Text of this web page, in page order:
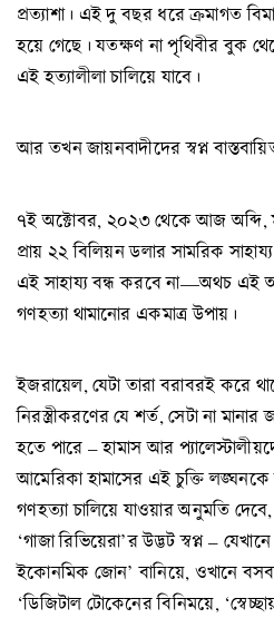
প্রত্যাশা। এই দু বছর ধরে ক্রমাগত
হয়ে গেছে। যতক্ষণ না পৃথিবীর বুক
এই হত্যালীলা চালিয়ে যাবে।
আর তখন জায়নবাদীদের স্বপ্ন
৭ই অক্টোবর, ২০২৩ থেকে আজ অব্দি,
প্রায় ২২ বিলিয়ন ডলার সামরিক
এই সাহায্য বন্ধ করবে না—অথচ এই
গণহত্যা থামানোর একমাত্র উপায়।
ইজরায়েল, যেটা তারা বরাবরই করে
নিরস্ত্রীকরণের যে শর্ত, সেটা না
হতে পারে – হামাস আর
আমেরিকা হামাসের এই চুক্তি
গণহত্যা চালিয়ে যাওয়ার অনুমতি
‘গাজা রিভিয়েরা’র উদ্ভট স্বপ্ন –
ইকোনমিক জোন’ বানিয়ে, ওখানে
‘ডিজিটাল টোকেনের বিনিময়ে,